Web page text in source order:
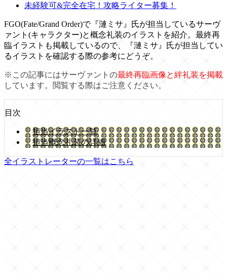
未経験可&完全在宅！攻略ライター募集！
FGO(Fate/Grand Order)で『漣ミサ』氏が担当しているサーヴ
ァント(キャラクター)と概念礼装のイラストを紹介。最終再
臨イラストも掲載しているので、『漣ミサ』氏が担当してい
るイラストを確認する際の参考にどうぞ。
※この記事にはサーヴァントの最終再臨画像と絆礼装を掲載
しています。閲覧する際はご注意ください。
目次
担当イラスト一覧
担当概念礼装の詳細
全イラストレーターの一覧はこちら